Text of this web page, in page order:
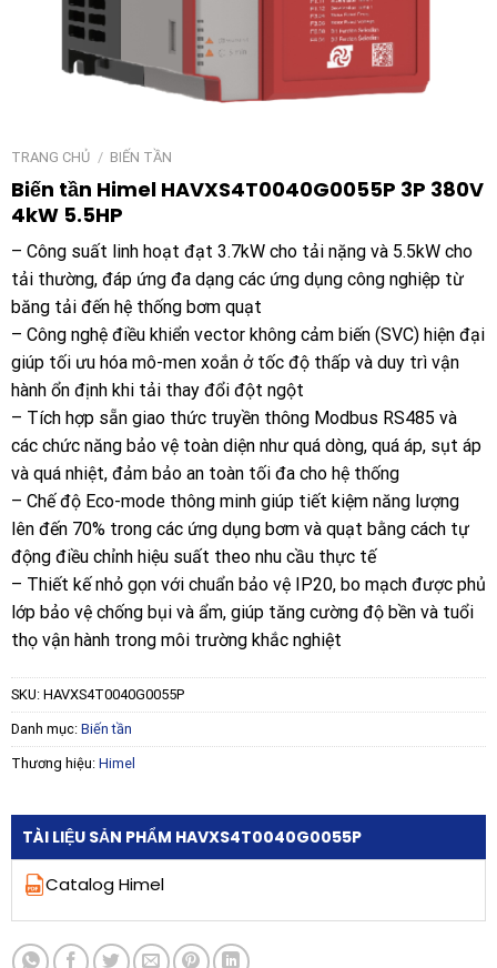
TRANG CHỦ / BIẾN TẦN
Biến tần Himel HAVXS4T0040G0055P 3P 380V
4kW 5.5HP
– Công suất linh hoạt đạt 3.7kW cho tải nặng và 5.5kW cho
tải thường, đáp ứng đa dạng các ứng dụng công nghiệp từ
băng tải đến hệ thống bơm quạt
– Công nghệ điều khiển vector không cảm biến (SVC) hiện đại
giúp tối ưu hóa mô-men xoắn ở tốc độ thấp và duy trì vận
hành ổn định khi tải thay đổi đột ngột
– Tích hợp sẵn giao thức truyền thông Modbus RS485 và
các chức năng bảo vệ toàn diện như quá dòng, quá áp, sụt áp
và quá nhiệt, đảm bảo an toàn tối đa cho hệ thống
– Chế độ Eco-mode thông minh giúp tiết kiệm năng lượng
lên đến 70% trong các ứng dụng bơm và quạt bằng cách tự
động điều chỉnh hiệu suất theo nhu cầu thực tế
– Thiết kế nhỏ gọn với chuẩn bảo vệ IP20, bo mạch được phủ
lớp bảo vệ chống bụi và ẩm, giúp tăng cường độ bền và tuổi
thọ vận hành trong môi trường khắc nghiệt
SKU: HAVXS4T0040G0055P
Danh mục: Biến tần
Thương hiệu: Himel
TÀI LIỆU SẢN PHẨM HAVXS4T0040G0055P
Catalog Himel